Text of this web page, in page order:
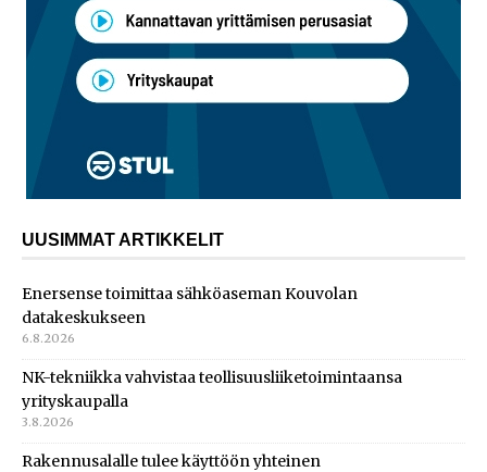
UUSIMMAT ARTIKKELIT
Enersense toimittaa sähköaseman Kouvolan
datakeskukseen
6.8.2026
NK-tekniikka vahvistaa teollisuusliiketoimintaansa
yrityskaupalla
3.8.2026
Rakennusalalle tulee käyttöön yhteinen